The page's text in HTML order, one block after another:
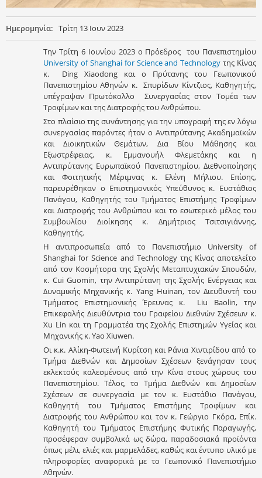
Ημερομηνία: Τρίτη 13 Ιουν 2023
Την Τρίτη 6 Ιουνίου 2023 ο Πρόεδρος του Πανεπιστημίου
University of Shanghai for Science and Technology της Κίνας
κ. Ding Xiaodong και ο Πρύτανης του Γεωπονικού
Πανεπιστημίου Αθηνών κ. Σπυρίδων Κίντζιος, Καθηγητής,
υπέγραψαν Πρωτόκολλο Συνεργασίας στον Τομέα των
Τροφίμων και της Διατροφής του Ανθρώπου.
Στo πλαίσιo της συνάντησης για την υπογραφή της εν λόγω
συνεργασίας παρόντες ήταν ο Αντιπρύτανης Ακαδημαϊκών
και Διοικητικών Θεμάτων, Δια Βίου Μάθησης και
Εξωστρέφειας, κ. Εμμανουήλ Φλεμετάκης και η
Αντιπρύτανης Ευρωπαϊκού Πανεπιστημίου, Διεθνοποίησης
και Φοιτητικής Μέριμνας κ. Ελένη Μήλιου. Επίσης,
παρευρέθηκαν ο Επιστημονικός Υπεύθυνος κ. Ευστάθιος
Πανάγου, Καθηγητής του Τμήματος Επιστήμης Τροφίμων
και Διατροφής του Ανθρώπου και το εσωτερικό μέλος του
Συμβουλίου Διοίκησης κ. Δημήτριος Τσιτσιγιάννης,
Καθηγητής.
Η αντιπροσωπεία από το Πανεπιστήμιο University of
Shanghai for Science and Technology της Κίνας αποτελείτο
από τον Κοσμήτορα της Σχολής Μεταπτυχιακών Σπουδών,
κ. Cui Guomin, την Αντιπρύτανη της Σχολής Ενέργειας και
Δυναμικής Μηχανικής κ. Yang Huinan, τον Διευθυντή του
Τμήματος Επιστημονικής Έρευνας κ. Liu Baolin, την
Επικεφαλής Διευθύντρια του Γραφείου Διεθνών Σχέσεων κ.
Χu Lin και τη Γραμματέα της Σχολής Επιστημών Υγείας και
Μηχανικής κ. Yao Xiuwen.
Οι κ.κ. Αλίκη-Φωτεινή Κυρίτση και Ράνια Χιντιρίδου από το
Τμήμα Διεθνών και Δημοσίων Σχέσεων ξενάγησαν τους
εκλεκτούς καλεσμένους από την Κίνα στους χώρους του
Πανεπιστημίου. Τέλος, το Τμήμα Διεθνών και Δημοσίων
Σχέσεων σε συνεργασία με τον κ. Ευστάθιο Πανάγου,
Καθηγητή του Τμήματος Επιστήμης Τροφίμων και
Διατροφής του Ανθρώπου και τον κ. Γεώργιο Γκόρα, Επίκ.
Καθηγητή του Τμήματος Επιστήμης Φυτικής Παραγωγής,
προσέφεραν συμβολικά ως δώρα, παραδοσιακά προϊόντα
όπως μέλι, ελιές και μαρμελάδες, καθώς και έντυπο υλικό με
πληροφορίες αναφορικά με το Γεωπονικό Πανεπιστήμιο
Αθηνών.